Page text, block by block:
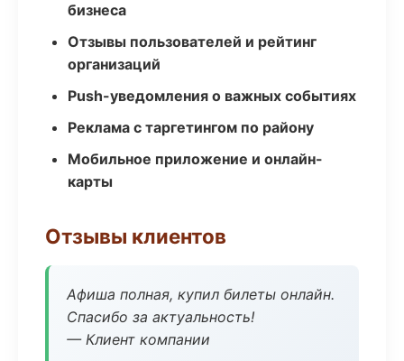
бизнеса
Отзывы пользователей и рейтинг
организаций
Push-уведомления о важных событиях
Реклама с таргетингом по району
Мобильное приложение и онлайн-
карты
Отзывы клиентов
Афиша полная, купил билеты онлайн.
Спасибо за актуальность!
— Клиент компании